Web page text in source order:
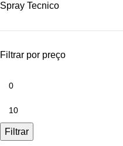
Spray Tecnico
Filtrar por preço
Filtrar